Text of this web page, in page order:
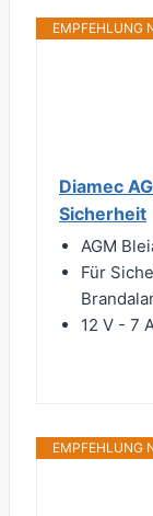
EMPFEHLUNG
Diamec
Sicherheit
AGM
Für
12 V - 7
EMPFEHLUNG